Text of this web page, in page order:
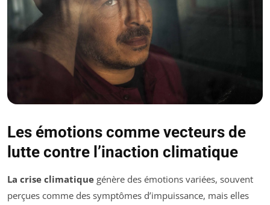
Les émotions comme vecteurs de
lutte contre l’inaction climatique
La crise climatique génère des émotions variées, souvent
perçues comme des symptômes d’impuissance, mais elles